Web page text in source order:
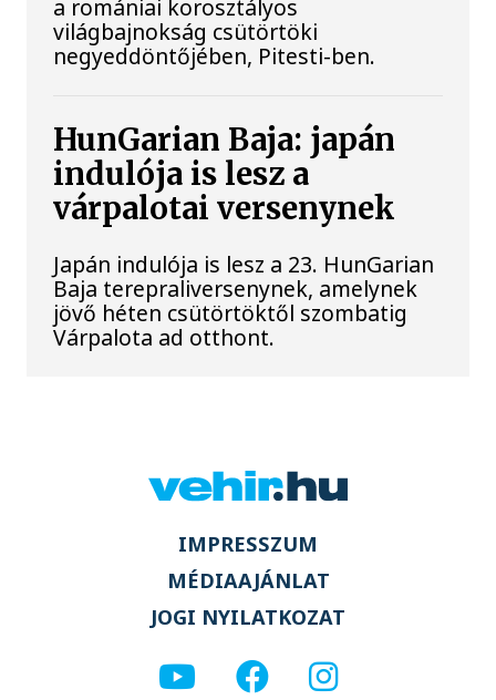
a romániai korosztályos
világbajnokság csütörtöki
negyeddöntőjében, Pitesti-ben.
HunGarian Baja: japán
indulója is lesz a
várpalotai versenynek
Japán indulója is lesz a 23. HunGarian
Baja terepraliversenynek, amelynek
jövő héten csütörtöktől szombatig
Várpalota ad otthont.
IMPRESSZUM
MÉDIAAJÁNLAT
JOGI NYILATKOZAT